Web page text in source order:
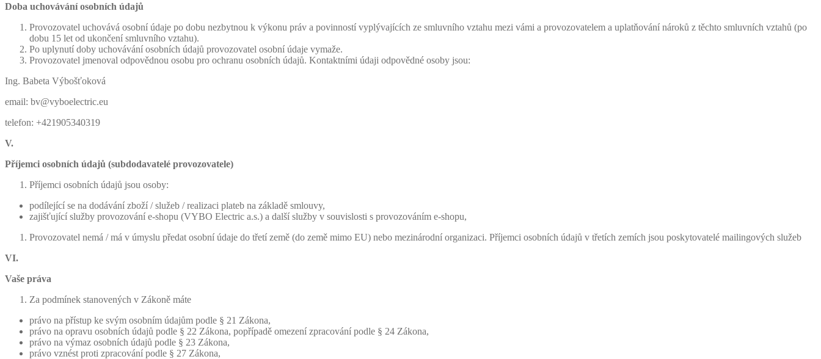
Doba uchovávání osobních údajů
Provozovatel uchovává osobní údaje po dobu nezbytnou k výkonu práv a povinností vyplývajících ze smluvního vztahu mezi vámi a provozovatelem a uplatňování nároků z těchto smluvních vztahů (po
dobu 15 let od ukončení smluvního vztahu).
Po uplynutí doby uchovávání osobních údajů provozovatel osobní údaje vymaže.
Provozovatel jmenoval odpovědnou osobu pro ochranu osobních údajů. Kontaktními údaji odpovědné osoby jsou:
Ing. Babeta Výbošťoková
email: bv@vyboelectric.eu
telefon: +421905340319
V.
Příjemci osobních údajů (subdodavatelé provozovatele)
Příjemci osobních údajů jsou osoby:
podílející se na dodávání zboží / služeb / realizaci plateb na základě smlouvy,
zajišťující služby provozování e-shopu (VYBO Electric a.s.) a další služby v souvislosti s provozováním e-shopu,
Provozovatel nemá / ​​má v úmyslu předat osobní údaje do třetí země (do země mimo EU) nebo mezinárodní organizaci. Příjemci osobních údajů v třetích zemích jsou poskytovatelé mailingových služeb
VI.
Vaše práva
Za podmínek stanovených v Zákoně máte
právo na přístup ke svým osobním údajům podle § 21 Zákona,
právo na opravu osobních údajů podle § 22 Zákona, popřípadě omezení zpracování podle § 24 Zákona,
právo na výmaz osobních údajů podle § 23 Zákona,
právo vznést proti zpracování podle § 27 Zákona,